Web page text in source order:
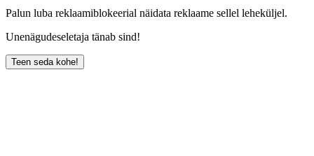
Palun luba reklaamiblokeerial näidata reklaame sellel leheküljel.
Unenägudeseletaja tänab sind!
Teen seda kohe!